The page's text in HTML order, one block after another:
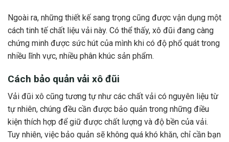
Ngoài ra, những thiết kế sang trọng cũng được vận dụng một
cách tinh tế chất liệu vải này. Có thể thấy, xô đũi đang càng
chứng minh được sức hút của mình khi có độ phổ quát trong
nhiều lĩnh vực, nhiều phân khúc sản phẩm.
Cách bảo quản vải xô đũi
Vải đũi xô cũng tương tự như các chất vải có nguyên liệu từ
tự nhiên, chúng đều cần được bảo quản trong những điều
kiện thích hợp để giữ được chất lượng và độ bền của vải.
Tuy nhiên, việc bảo quản sẽ không quá khó khăn, chỉ cần bạn